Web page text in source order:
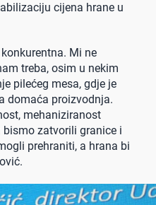
cijena hrane u
Mi ne
treba, osim u nekim
pilećeg mesa, gdje je
domaća proizvodnja.
mehaniziranost
zatvorili granice i
prehraniti, a hrana bi